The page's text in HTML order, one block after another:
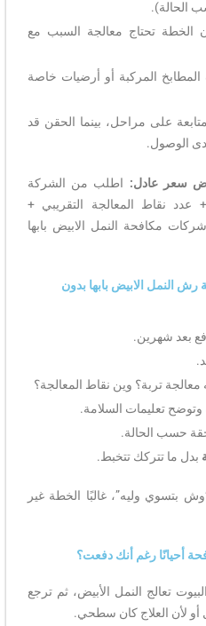
الخطة تحتاج معالجة السبب مع
المركبة أو أرضيات خاصة
على مراحل، بينما الحقن قد
الوصول.
سعر عادل: اطلب من الشركة
نقاط المعالجة التقريبي +
مكافحة النمل الابيض بابها
رش النمل الابيض بابها بدون
بعد شهرين.
معالجة تربة؟ وين نقاط المعالجة؟
وتوضح تعليمات السلامة.
حسب الحالة.
بدل ما تتركك تتخبط.
بتسوي وليه”، غالبًا الخطة غير
أحيانًا رغم أنك دفعت؟
تعالج النمل الأبيض، ثم ترجع
أو لأن العلاج كان سطحي.